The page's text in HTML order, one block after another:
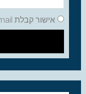
אישור קבלת email ו sms